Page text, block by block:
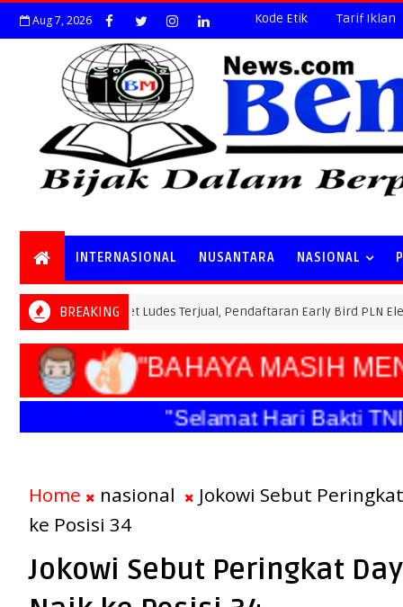
Aug 7, 2026 Kode Etik Tarif Iklan
INTERNASIONAL NUSANTARA NASIONAL
BREAKING
Special Ticket Ludes Terjual, Pendaftaran Early Bird PLN Electric Run
"BAHAYA MASIH
"Selamat Hari Bakti
Home nasional
Jokowi Sebut
ke Posisi 34
Jokowi Sebut Peringkat